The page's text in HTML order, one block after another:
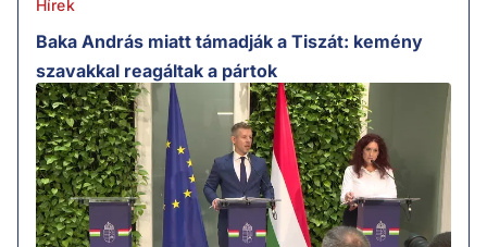
Hírek
Baka András miatt támadják a Tiszát: kemény
szavakkal reagáltak a pártok